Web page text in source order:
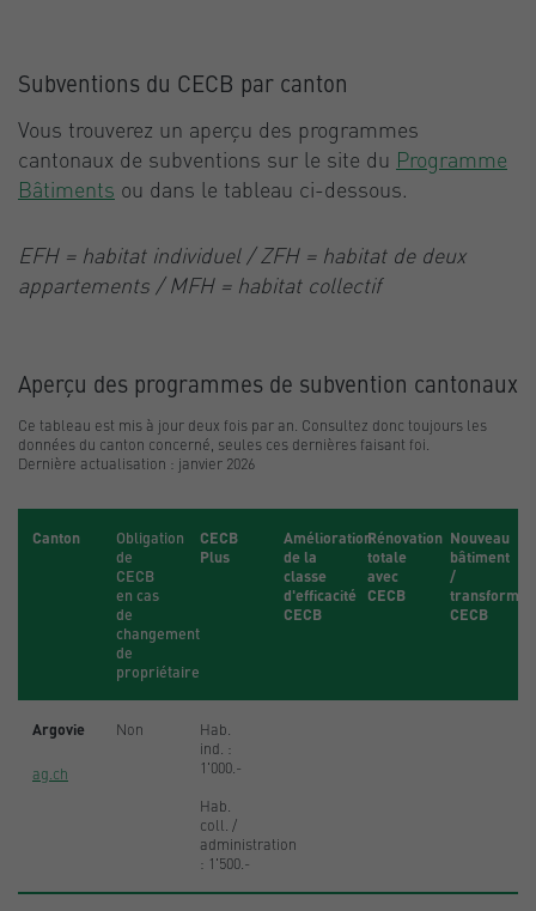
Subventions du CECB par canton
Vous trouverez un aperçu des programmes
cantonaux de subventions sur le site du Programme
Bâtiments ou dans le tableau ci-dessous.
EFH = habitat individuel / ZFH = habitat de deux
appartements / MFH = habitat collectif
Aperçu des programmes de subvention cantonaux
Ce tableau est mis à jour deux fois par an. Consultez donc toujours les
données du canton concerné, seules ces dernières faisant foi.
Dernière actualisation : janvier 2026
Canton
Obligation
de
CECB
en cas
de
changement
de
propriétaire
CECB
Plus
Amélioration
de la
classe
d'efficacité
CECB
Rénovation
totale
avec
CECB
Nouveau
bâtiment
/
CECB
Argovie
ag.ch
Non
Hab.
ind. :
1'000.-
Hab.
coll. /
administration
: 1'500.-